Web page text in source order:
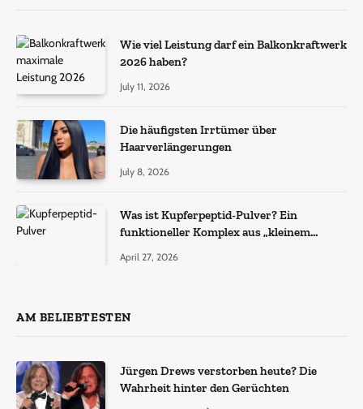
Wie viel Leistung darf ein Balkonkraftwerk
2026 haben?
July 11, 2026
Die häufigsten Irrtümer über
Haarverlängerungen
July 8, 2026
Was ist Kupferpeptid-Pulver? Ein
funktioneller Komplex aus „kleinem
April 27, 2026
AM BELIEBTESTEN
Jürgen Drews verstorben heute? Die
Wahrheit hinter den Gerüchten